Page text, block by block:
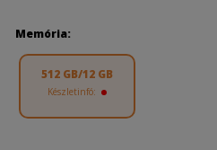
Memória:
512 GB/12 GB
Készletinfó: